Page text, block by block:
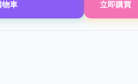
物車 立即購買